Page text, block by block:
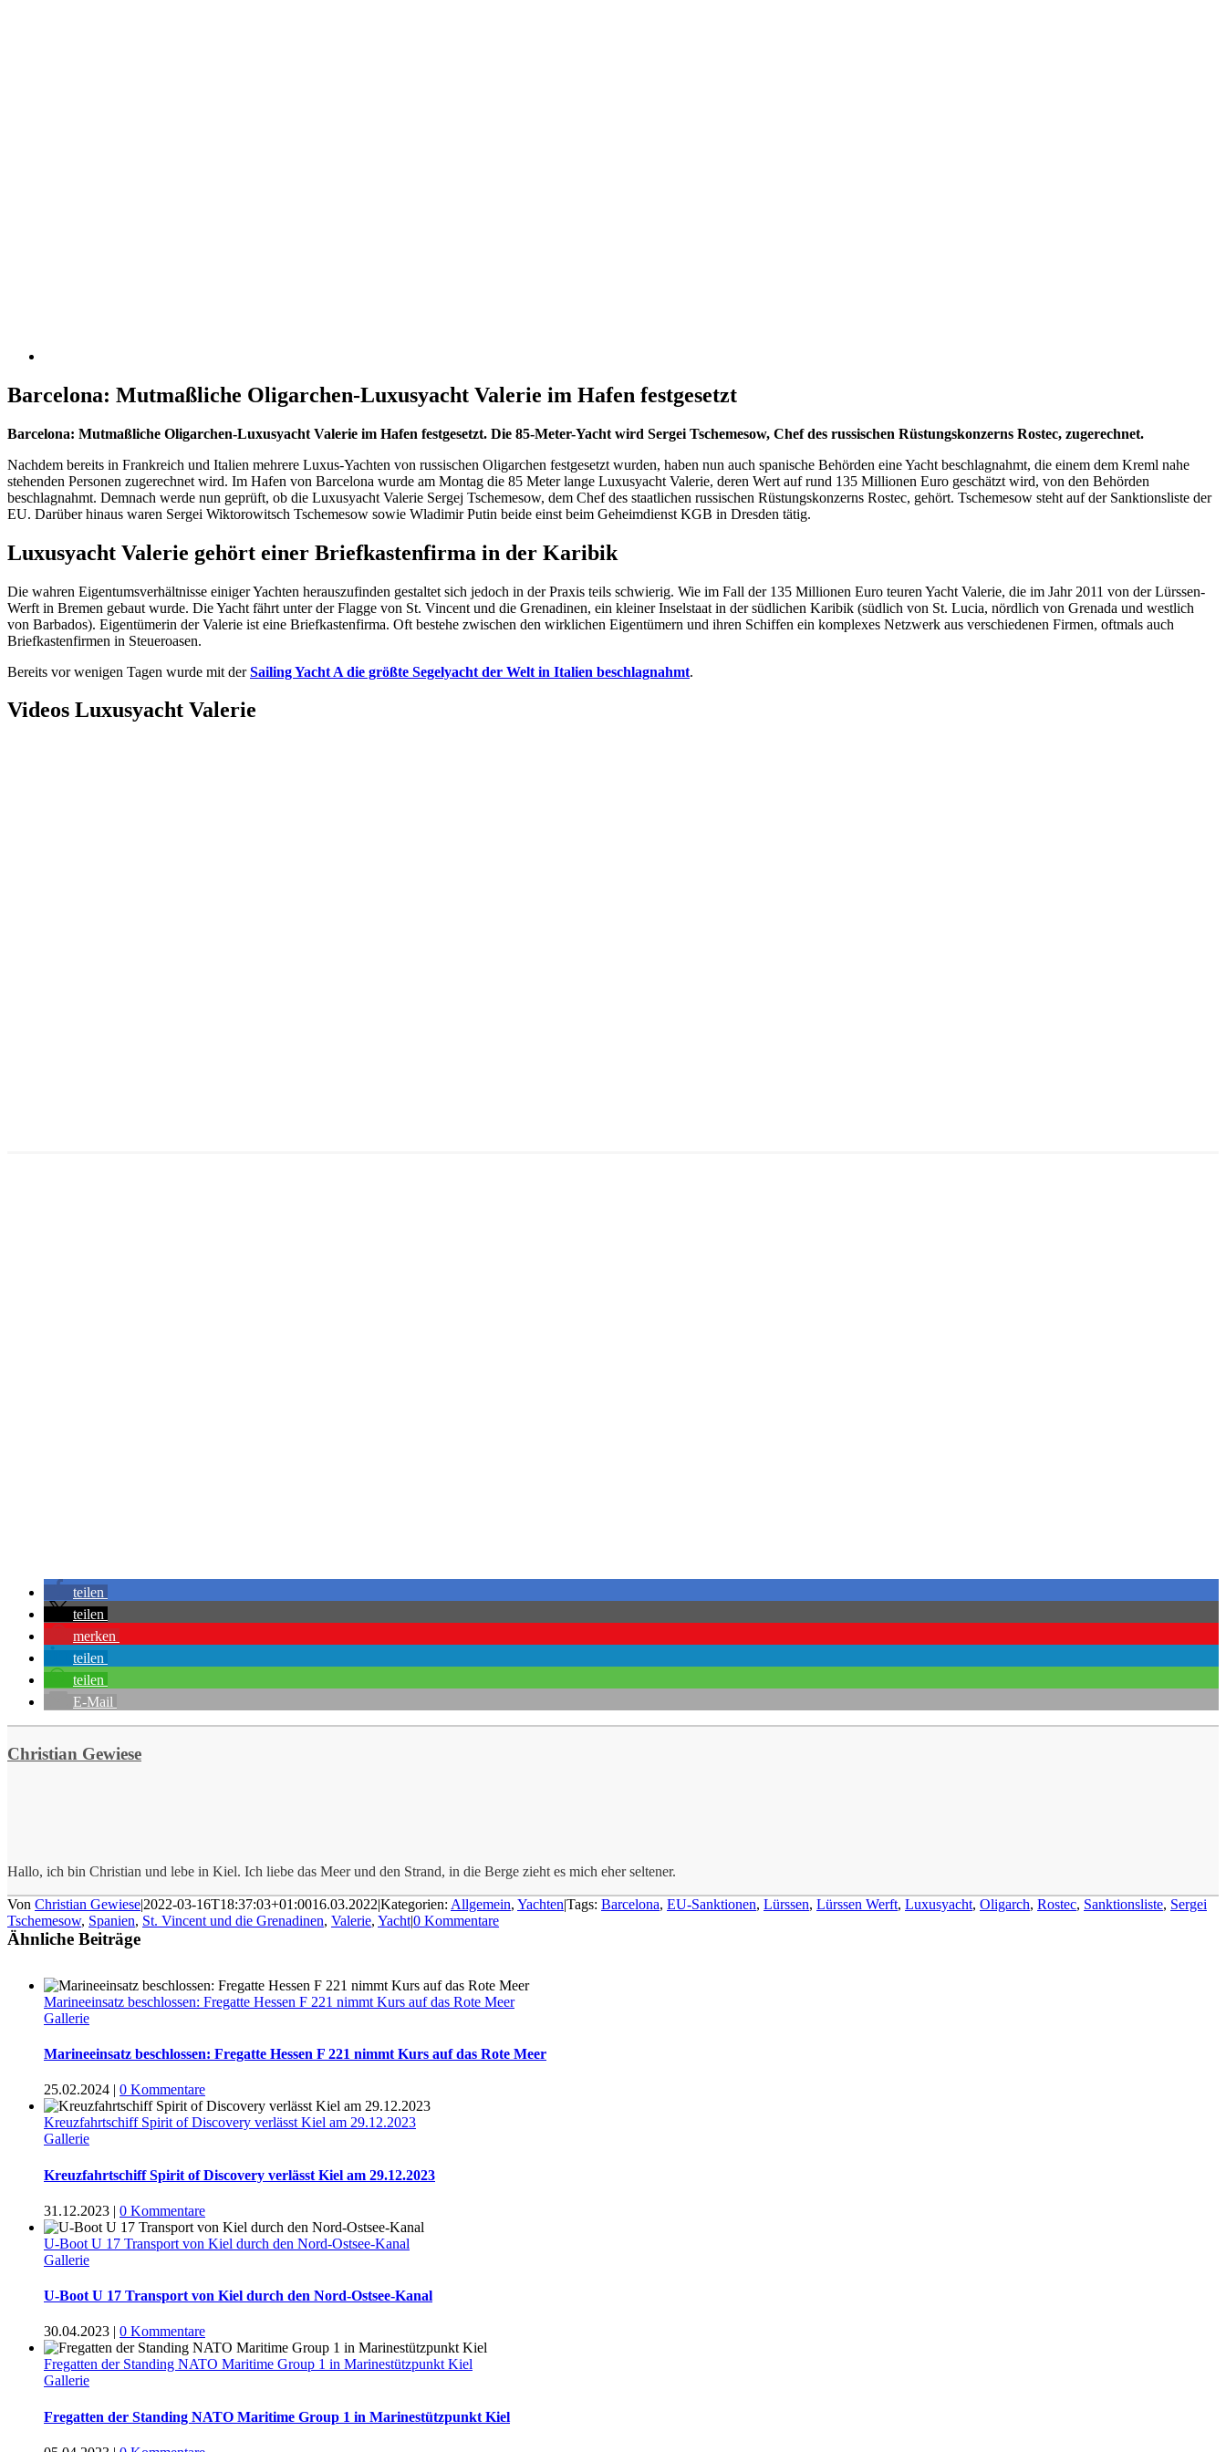
Barcelona: Mutmaßliche Oligarchen-Luxusyacht Valerie im Hafen festgesetzt
Barcelona: Mutmaßliche Oligarchen-Luxusyacht Valerie im Hafen festgesetzt. Die 85-Meter-Yacht wird Sergei Tschemesow, Chef des russischen Rüstungskonzerns Rostec, zugerechnet.
Nachdem bereits in Frankreich und Italien mehrere Luxus-Yachten von russischen Oligarchen festgesetzt wurden, haben nun auch spanische Behörden eine Yacht beschlagnahmt, die einem dem Kreml nahe
stehenden Personen zugerechnet wird. Im Hafen von Barcelona wurde am Montag die 85 Meter lange Luxusyacht Valerie, deren Wert auf rund 135 Millionen Euro geschätzt wird, von den Behörden
beschlagnahmt. Demnach werde nun geprüft, ob die Luxusyacht Valerie Sergej Tschemesow, dem Chef des staatlichen russischen Rüstungskonzerns Rostec, gehört. Tschemesow steht auf der Sanktionsliste der
EU. Darüber hinaus waren Sergei Wiktorowitsch Tschemesow sowie Wladimir Putin beide einst beim Geheimdienst KGB in Dresden tätig.
Luxusyacht Valerie gehört einer Briefkastenfirma in der Karibik
Die wahren Eigentumsverhältnisse einiger Yachten herauszufinden gestaltet sich jedoch in der Praxis teils schwierig. Wie im Fall der 135 Millionen Euro teuren Yacht Valerie, die im Jahr 2011 von der Lürssen-
Werft in Bremen gebaut wurde. Die Yacht fährt unter der Flagge von St. Vincent und die Grenadinen, ein kleiner Inselstaat in der südlichen Karibik (südlich von St. Lucia, nördlich von Grenada und westlich
von Barbados). Eigentümerin der Valerie ist eine Briefkastenfirma. Oft bestehe zwischen den wirklichen Eigentümern und ihren Schiffen ein komplexes Netzwerk aus verschiedenen Firmen, oftmals auch
Briefkastenfirmen in Steueroasen.
Bereits vor wenigen Tagen wurde mit derSailing Yacht A die größte Segelyacht der Welt in Italien beschlagnahmt.
Videos Luxusyacht Valerie
teilen
teilen
merken
teilen
teilen
E-Mail
Christian Gewiese
Hallo, ich bin Christian und lebe in Kiel. Ich liebe das Meer und den Strand, in die Berge zieht es mich eher seltener.
Von Christian Gewiese|2022-03-16T18:37:03+01:0016.03.2022|Kategorien: Allgemein, Yachten|Tags: Barcelona, EU-Sanktionen, Lürssen, Lürssen Werft, Luxusyacht, Oligarch, Rostec, Sanktionsliste, Sergei
Tschemesow, Spanien, St. Vincent und die Grenadinen, Valerie, Yacht|0 Kommentare
Ähnliche Beiträge
Marineeinsatz beschlossen: Fregatte Hessen F 221 nimmt Kurs auf das Rote Meer
Gallerie
Marineeinsatz beschlossen: Fregatte Hessen F 221 nimmt Kurs auf das Rote Meer
25.02.2024 | 0 Kommentare
Kreuzfahrtschiff Spirit of Discovery verlässt Kiel am 29.12.2023
Gallerie
Kreuzfahrtschiff Spirit of Discovery verlässt Kiel am 29.12.2023
31.12.2023 | 0 Kommentare
U-Boot U 17 Transport von Kiel durch den Nord-Ostsee-Kanal
Gallerie
U-Boot U 17 Transport von Kiel durch den Nord-Ostsee-Kanal
30.04.2023 | 0 Kommentare
Fregatten der Standing NATO Maritime Group 1 in Marinestützpunkt Kiel
Gallerie
Fregatten der Standing NATO Maritime Group 1 in Marinestützpunkt Kiel